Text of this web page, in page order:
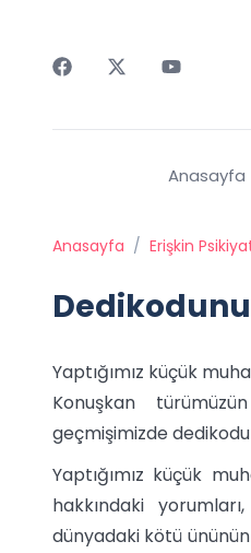
Anasayfa
Anasayfa / Erişkin
Yaptığımız küçük
Konuşkan
geçmişimizde
Yaptığımız küçük
hakkındaki
dünyadaki kötü